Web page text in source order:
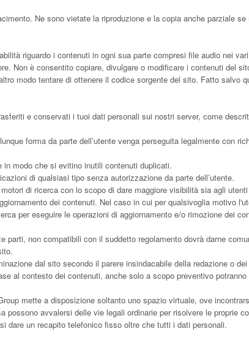
Ne sono vietate la riproduzione e la copia anche parziale
riguardo i contenuti in ogni sua parte compresi file audio nei
Non è consentito copiare, divulgare o modificare i contenuti del
modo tentare di ottenere il codice sorgente del sito. Fatto salvo
e conservati i tuoi dati personali sui nostri server, come
forma da parte dell’utente venga perseguita legalmente con
modo che si evitino inutili contenuti duplicati.
di qualsiasi tipo senza autorizzazione da parte dell’utente.
di ricerca con lo scopo di dare maggiore visibilità sia agli
dei contenuti. Nel caso in cui per qualsivoglia motivo
per eseguire le operazioni di aggiornamento e/o rimozione dei
non compatibili con il suddetto regolamento dovrà darne
dal sito secondo il parere insindacabile della redazione o
al contesto dei contenuti, anche solo a scopo preventivo
mette a disposizione soltanto uno spazio virtuale, ove
avvalersi delle vie legali ordinarie per risolvere le proprie
dare un recapito telefonico fisso oltre che tutti i dati personali.